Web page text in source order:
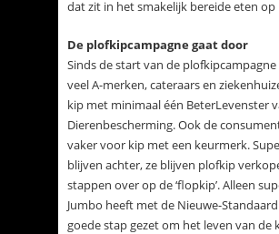
dat zit in het smakelijk bereide eten
De plofkipcampagne gaat door
Sinds de start van de
veel A-merken, cateraars en
kip met minimaal één BeterLevenster
Dierenbescherming. Ook de
vaker voor kip met een keurmerk.
blijven achter, ze blijven plofkip
stappen over op de ‘flopkip’. Alleen
Jumbo heeft met de Nieuwe-
goede stap gezet om het leven van de